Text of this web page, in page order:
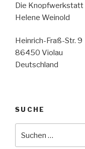
Die Knopfwerkstatt
Helene Weinold
Heinrich-Fraß-Str. 9
86450 Violau
Deutschland
SUCHE